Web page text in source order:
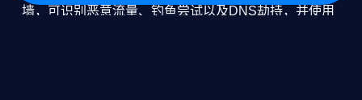
墙，可识别恶意流量、钓鱼尝试以及DNS劫持，并使用